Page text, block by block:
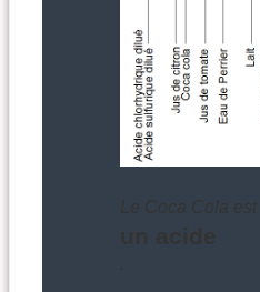
Le Coca Cola est
un acide